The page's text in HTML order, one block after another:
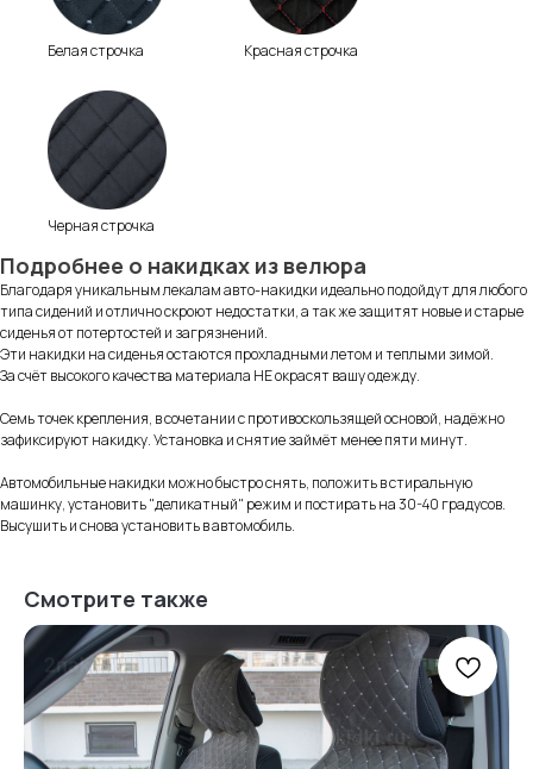
Белая строчка Красная строчка
Черная строчка
Подробнее о накидках из велюра
Благодаря уникальным лекалам авто-накидки идеально подойдут для любого
типа сидений и отлично скроют недостатки, а так же защитят новые и старые
сиденья от потертостей и загрязнений.
Эти накидки на сиденья остаются прохладными летом и теплыми зимой.
За счёт высокого качества материала НЕ окрасят вашу одежду.
Семь точек крепления, в сочетании с противоскользящей основой, надёжно
зафиксируют накидку. Установка и снятие займёт менее пяти минут.
Автомобильные накидки можно быстро снять, положить в стиральную
машинку, установить "деликатный" режим и постирать на 30-40 градусов.
Высушить и снова установить в автомобиль.
Смотрите также
Информация
для покупателей
Нам доверяют
Читать
отзывы